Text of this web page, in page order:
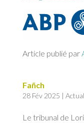
Article publié par
Fañch
28 Fév 2025 |
Le tribunal de